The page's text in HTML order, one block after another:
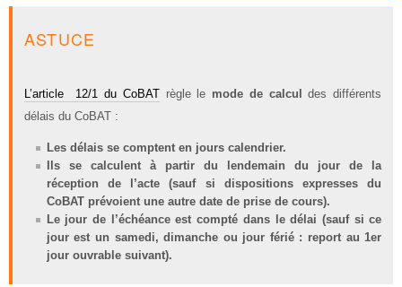
ASTUCE
L’article 12/1 du CoBATrègle le mode de calcul
des différents
délais du CoBAT :
Les délais se comptent en jours calendrier.
Ils se calculent à partir du lendemain du jour de la
réception de l’acte (sauf si dispositions expresses du
CoBAT prévoient une autre date de prise de cours).
Le jour de l’échéance est compté dans le délai (sauf si ce
jour est un samedi, dimanche ou jour férié : report au 1er
jour ouvrable suivant).